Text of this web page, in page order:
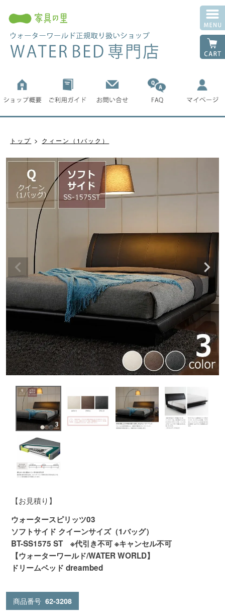
トップ クィーン（1バック）
【お見積り】
ウォータースピリッツ03
ソフトサイド クイーンサイズ（1バッグ）
BT-SS1575 ST ※代引き不可 ※キャンセル不可
【ウォーターワールド/WATER WORLD】
ドリームベッド dreambed
商品番号 62-3208